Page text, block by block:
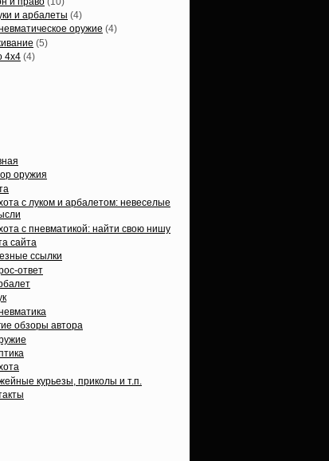
и арбалеты (4)
оружие (4)
(5)
4х4 (4)
оружия
с луком и арбалетом: невеселые
с пневматикой: найти свою нишу
сайта
ссылки
ответ
обзоры автора
курьезы, приколы и т.п.